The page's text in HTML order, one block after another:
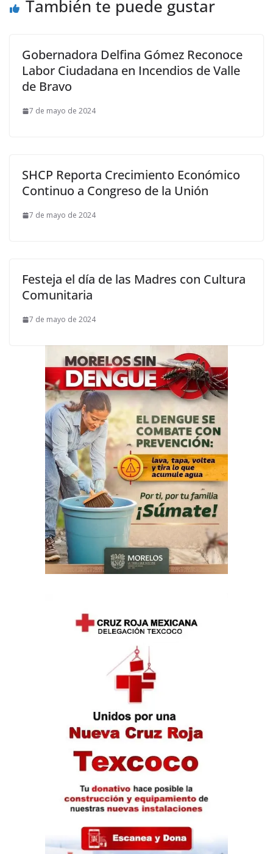
También te puede gustar
Gobernadora Delfina Gómez Reconoce
Labor Ciudadana en Incendios de Valle
de Bravo
7 de mayo de 2024
SHCP Reporta Crecimiento Económico
Continuo a Congreso de la Unión
7 de mayo de 2024
Festeja el día de las Madres con Cultura
Comunitaria
7 de mayo de 2024